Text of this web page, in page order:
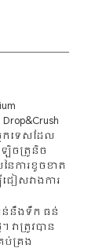
កទេសដែល
ឡិចត្រូនិច
ៃការខូចខាត
ៀសវាងការ
ន់នឹងទឹក ធន់
វាត្រូវបាន
ប់គ្រង